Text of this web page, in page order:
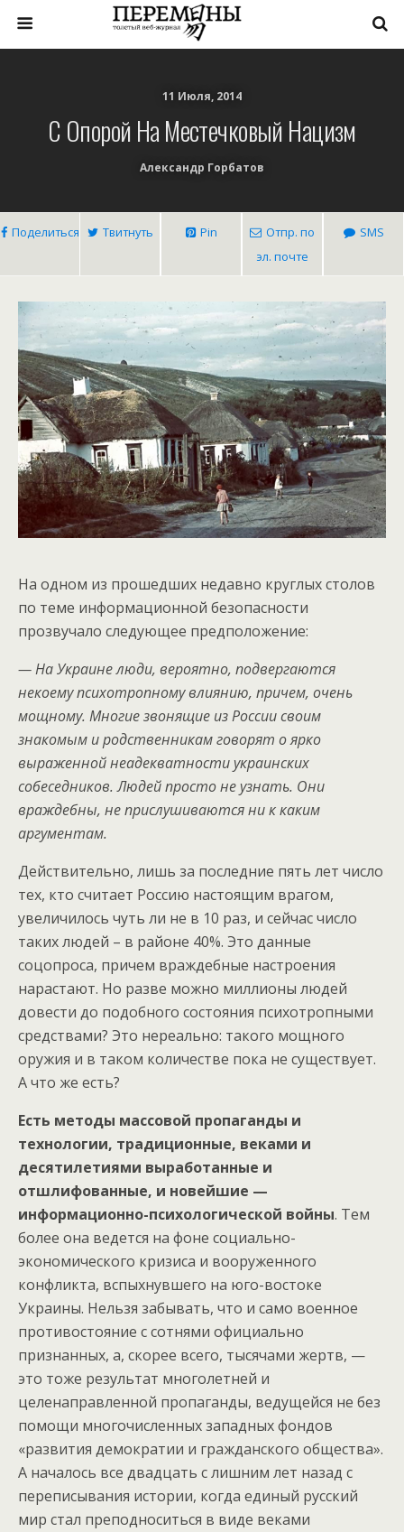
11 Июля, 2014
С Опорой На Местечковый Нацизм
Александр Горбатов
Поделиться Твитнуть Pin
Отпр. по
эл. почте
SMS
На одном из прошедших недавно круглых столов
по теме информационной безопасности
прозвучало следующее предположение:
— На Украине люди, вероятно, подвергаются
некоему психотропному влиянию, причем, очень
мощному. Многие звонящие из России своим
знакомым и родственникам говорят о ярко
выраженной неадекватности украинских
собеседников. Людей просто не узнать. Они
враждебны, не прислушиваются ни к каким
аргументам.
Действительно, лишь за последние пять лет число
тех, кто считает Россию настоящим врагом,
увеличилось чуть ли не в 10 раз, и сейчас число
таких людей – в районе 40%. Это данные
соцопроса, причем враждебные настроения
нарастают. Но разве можно миллионы людей
довести до подобного состояния психотропными
средствами? Это нереально: такого мощного
оружия и в таком количестве пока не существует.
А что же есть?
Есть методы массовой пропаганды и
технологии, традиционные, веками и
десятилетиями выработанные и
отшлифованные, и новейшие —
информационно-психологической войны. Тем
более она ведется на фоне социально-
экономического кризиса и вооруженного
конфликта, вспыхнувшего на юго-востоке
Украины. Нельзя забывать, что и само военное
противостояние с сотнями официально
признанных, а, скорее всего, тысячами жертв, —
это тоже результат многолетней и
целенаправленной пропаганды, ведущейся не без
помощи многочисленных западных фондов
«развития демократии и гражданского общества».
А началось все двадцать с лишним лет назад с
переписывания истории, когда единый русский
мир стал преподноситься в виде веками